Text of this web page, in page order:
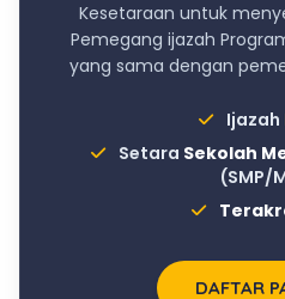
Kesetaraan untuk
Pemegang ijazah
yang sama dengan
Ijazah
Setara Sekolah
(SMP/
DAFTAR